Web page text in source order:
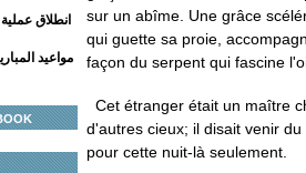
انطلاق
sur un abîme. Une grâce
qui guette sa proie,
façon du serpent qui fascine
Cet étranger était un maître
d'autres cieux; il disait venir
pour cette nuit-là seulement.